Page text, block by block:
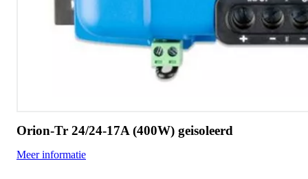
Orion-Tr 24/24-17A (400W) geisoleerd
Meer informatie